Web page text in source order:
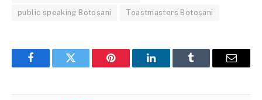
public speaking Botoșani Toastmasters Botoșani
FacebookTwitter Pinterest LinkedInTumblr Email